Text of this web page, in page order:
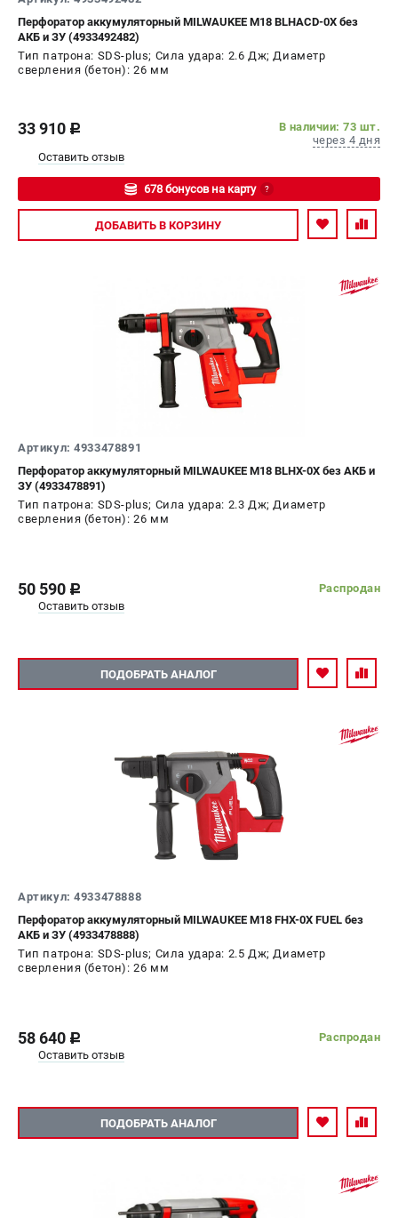
СЕРВИС
ИЗБРАННОЕ ( 0 )
СРАВНЕНИЕ ( 0 )
Сервисный центр
Правила обмена и возврата товара
Пользовательское соглашение
8 (800) 550-70-46
Режим работы колл-центра:
пн-пт - с 9:00 до 18:00
+7 (8112) 59-10-67
zakaz@milwa-market.ru
Перфоратор аккумуляторный MILWAUKEE M18 BLHACD-0X без
АКБ и ЗУ (4933492482)
Тип патрона: SDS-plus; Сила удара: 2.6 Дж; Диаметр
сверления (бетон): 26 мм
33 910 c
В наличии: 73 шт.
через 4 дня
Оставить отзыв
678 бонусов на карту ?
Авторизуйтесь
ДОБАВИТЬ В КОРЗИНУ
Артикул: 4933478891
Перфоратор аккумуляторный MILWAUKEE M18 BLHX-0X без АКБ и
ЗУ (4933478891)
Тип патрона: SDS-plus; Сила удара: 2.3 Дж; Диаметр
сверления (бетон): 26 мм
50 590 c
Распродан
Оставить отзыв
ПОДОБРАТЬ АНАЛОГ
Артикул: 4933478888
Перфоратор аккумуляторный MILWAUKEE M18 FHX-0X FUEL без
АКБ и ЗУ (4933478888)
Тип патрона: SDS-plus; Сила удара: 2.5 Дж; Диаметр
сверления (бетон): 26 мм
58 640 c
Распродан
Оставить отзыв
ПОДОБРАТЬ АНАЛОГ